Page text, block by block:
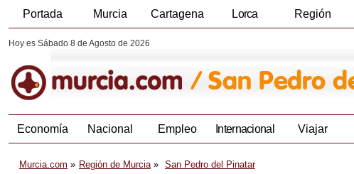
Portada Murcia Cartagena Lorca Región
Hoy es Sábado 8 de Agosto de 2026
Economía Nacional Empleo Internacional Viajar
Murcia.com Región de Murcia San Pedro del Pinatar